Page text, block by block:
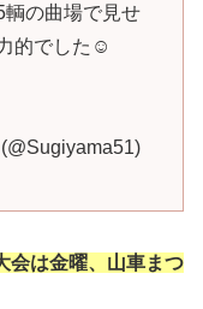
輌の曲場で見せ
的でした☺️
会は金曜、山車まつ